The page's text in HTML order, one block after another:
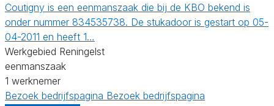
Coutigny is een eenmanszaak die bij de KBO bekend is
onder nummer 834535738. De stukadoor is gestart op 05-
04-2011 en heeft 1…
Werkgebied Reningelst
eenmanszaak
1 werknemer
Bezoek bedrijfspagina Bezoek bedrijfspagina